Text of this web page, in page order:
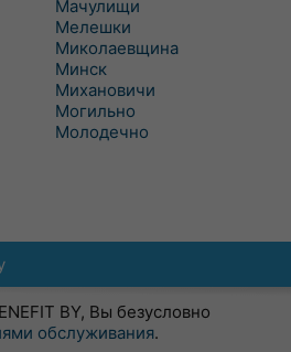
Мачулищи
Мелешки
Миколаевщина
Минск
Михановичи
Могильно
Молодечно
BY, Вы безусловно
обслуживания.